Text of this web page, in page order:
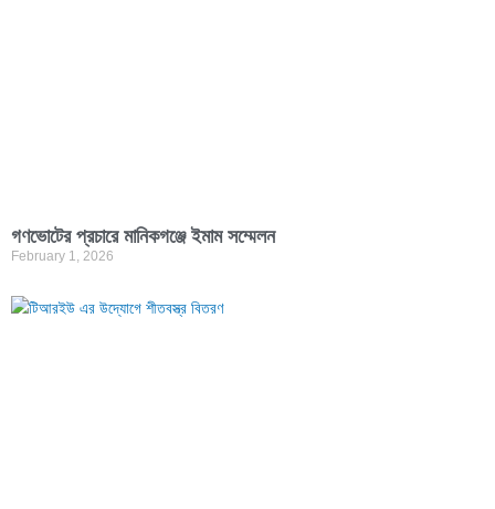
গণভোটের প্রচারে মানিকগঞ্জে ইমাম সম্মেলন
February 1, 2026